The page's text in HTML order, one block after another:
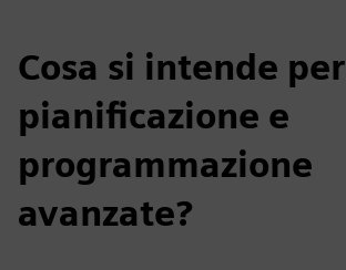
Cosa si intende per
pianificazione e
programmazione
avanzate?